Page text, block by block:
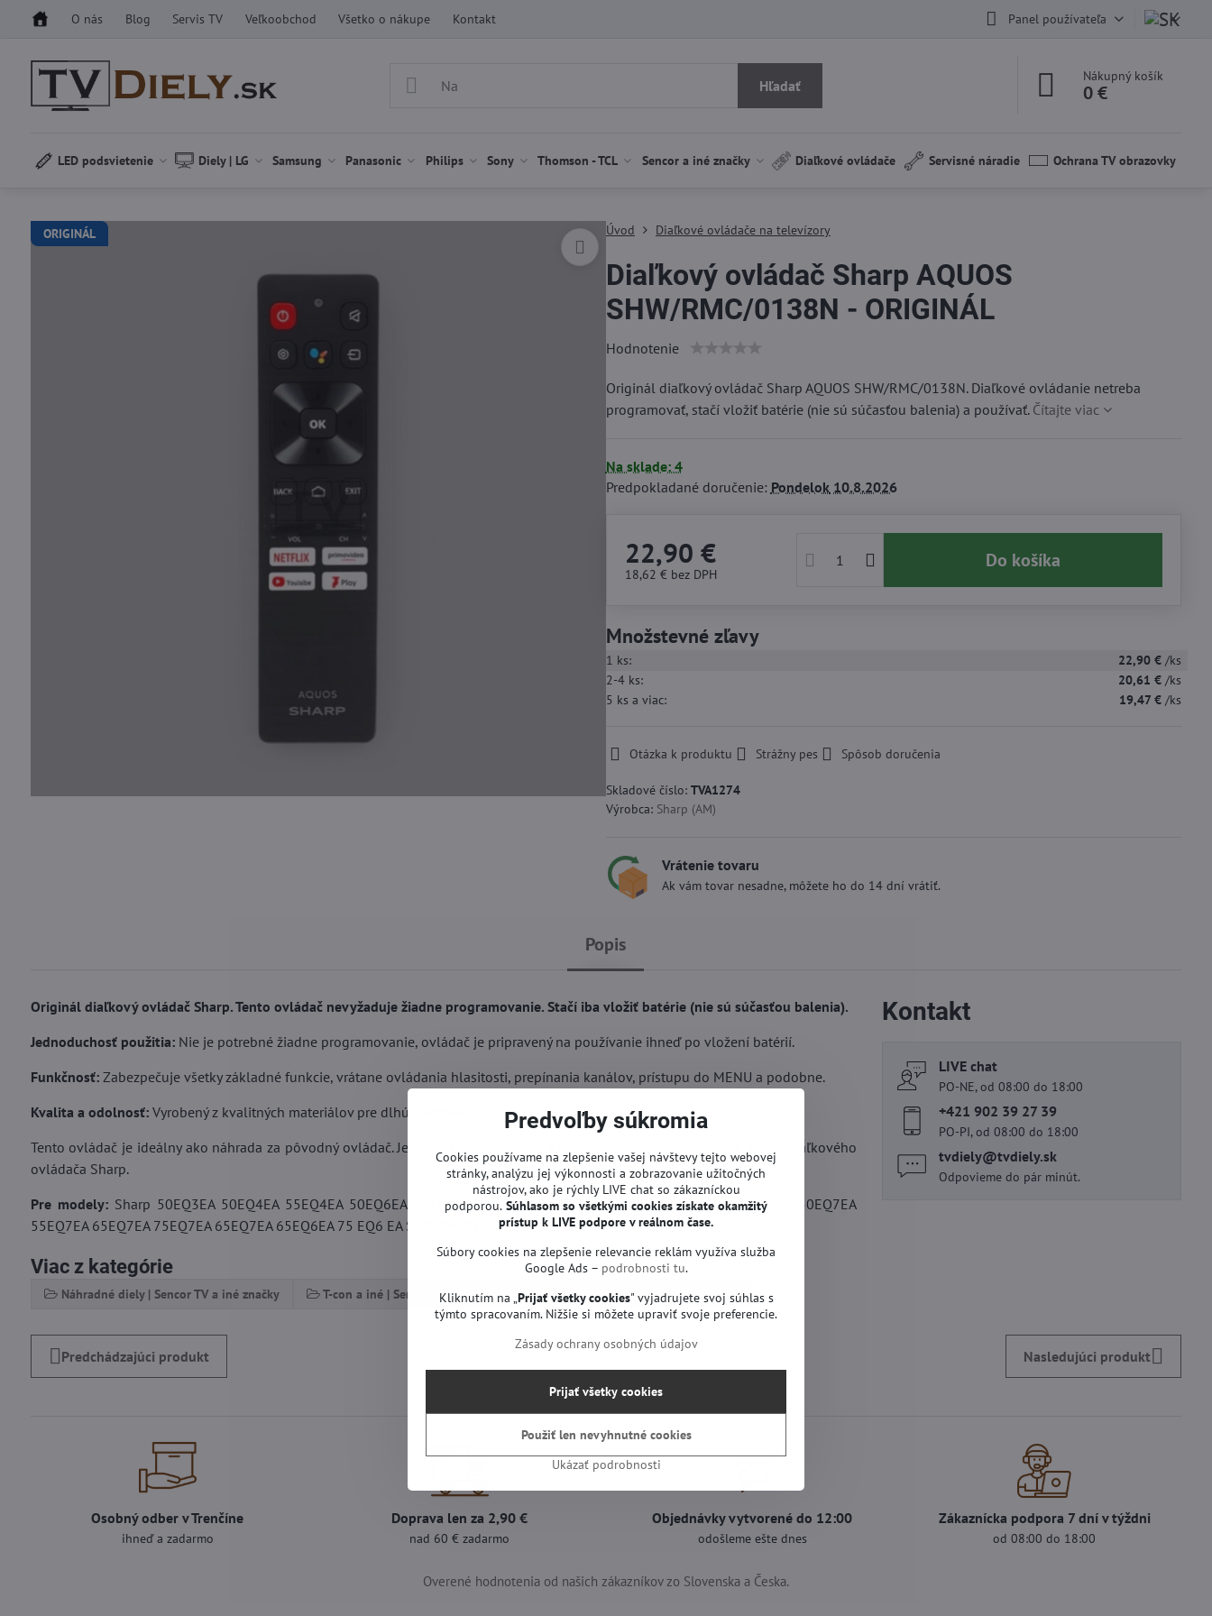
O nás Blog Servis TV Veľkoobchod Všetko o nákupe Kontakt Panel používateľa
Hľadať
Nákupný košík
0 €
LED podsvietenie Diely | LG Samsung Panasonic Philips Sony Thomson - TCL Sencor a iné značky Diaľkové ovládače Servisné náradie Ochrana TV obrazovky
ORIGINÁL Úvod Diaľkové ovládače na televízory
Diaľkový ovládač Sharp AQUOS
SHW/RMC/0138N - ORIGINÁL
Hodnotenie
Originál diaľkový ovládač Sharp AQUOS SHW/RMC/0138N. Diaľkové ovládanie netreba
programovať, stačí vložiť batérie (nie sú súčasťou balenia) a používať. Čítajte viac
Na sklade: 4
Predpokladané doručenie: Pondelok10.8.2026
22,90 €
18,62 € bez DPH
Do košíka
Množstevné zľavy
1 ks: 22,90 € /ks
2-4ks: 20,61 € /ks
5 ks a viac: 19,47 € /ks
Otázka k produktu Strážny pes Spôsob doručenia
Skladové číslo: TVA1274
Výrobca: Sharp (AM)
Vrátenie tovaru
Ak vám tovar nesadne, môžete ho do 14 dní vrátiť.
Popis
Originál diaľkový ovládač Sharp. Tento ovládač nevyžaduje žiadne programovanie. Stačí iba vložiť batérie (nie sú súčasťou balenia).
Jednoduchosť použitia:Nie je potrebné žiadne programovanie, ovládač je pripravený na používanie ihneď po vložení batérií.
Funkčnosť:Zabezpečuje všetky základné funkcie, vrátane ovládania hlasitosti, prepínania kanálov, prístupu do MENU a podobne.
Kvalita a odolnosť:Vyrobený z kvalitných materiálov pre dlhú životnosť.
Tento ovládač je ideálny ako náhrada za pôvodný ovládač. Jednoduché, spoľahlivé a okamžite riešenie pri poruche vášho diaľkového
ovládača Sharp.
Pre modely: Sharp 50EQ3EA 50EQ4EA 55EQ4EA 50EQ6EA 55EQ6EA 55EQ3EA 65EQ3EA 75EQ3EA 65EQ4EA 75EQ4EA 50EQ7EA
55EQ7EA 65EQ7EA 75EQ7EA 65EQ7EA 65EQ6EA 75 EQ6 EA SHWRMC0138N SHW/RMC/0138N a iné.
Viac z kategórie
Náhradné diely | Sencor TV a iné značky T-con a iné | Sencor TV a iné značky Diaľkové ovládače na televízory
Kontakt
LIVE chat
PO-NE, od 08:00 do 18:00
+421 902 39 27 39
PO-PI, od 08:00 do 18:00
tvdiely​@tvdiely​.sk
Odpovieme do pár minút.
Predchádzajúci produkt Nasledujúci produkt
Osobný odber v Trenčíne
ihneď a zadarmo
Doprava len za 2,90 €
nad 60 € zadarmo
Objednávky vytvorené do 12:00
odošleme ešte dnes
Zákaznícka podpora 7 dní v týždni
od 08:00 do 18:00
Overené hodnotenia od našich zákazníkov zo Slovenska a Česka.
Predvoľby súkromia
Cookies používame na zlepšenie vašej návštevy tejto webovej
stránky, analýzu jej výkonnosti a zobrazovanie užitočných
nástrojov, ako je rýchly LIVE chat so zákazníckou
podporou. Súhlasom so všetkými cookies získate okamžitý
prístup k LIVE podpore v reálnom čase.
Súbory cookies na zlepšenie relevancie reklám využíva služba
Google Ads – podrobnosti tu.
Kliknutím na „Prijať všetky cookies" vyjadrujete svoj súhlas s
týmto spracovaním. Nižšie si môžete upraviť svoje preferencie.
Zásady ochrany osobných údajov
Ukázať podrobnosti
Prijať všetky cookies
Použiť len nevyhnutné cookies